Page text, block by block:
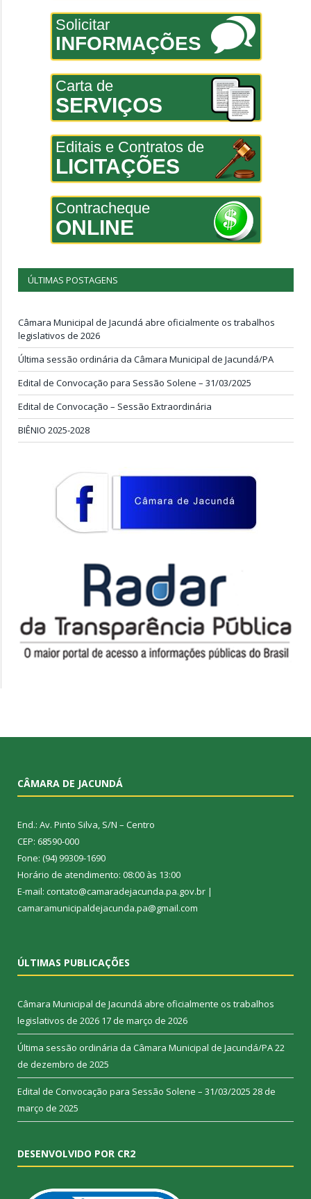
Solicitar
INFORMAÇÕES
Carta de
SERVIÇOS
Editais e Contratos de
LICITAÇÕES
Contracheque
ONLINE
ÚLTIMAS POSTAGENS
Câmara Municipal de Jacundá abre oficialmente os trabalhos
legislativos de 2026
Última sessão ordinária da Câmara Municipal de Jacundá/PA
Edital de Convocação para Sessão Solene – 31/03/2025
Edital de Convocação – Sessão Extraordinária
BIÊNIO 2025-2028
CÂMARA DE JACUNDÁ
End.: Av. Pinto Silva, S/N – Centro
CEP: 68590-000
Fone: (94) 99309-1690
Horário de atendimento: 08:00 às 13:00
E-mail: contato@camaradejacunda.pa.gov.br |
camaramunicipaldejacunda.pa@gmail.com
ÚLTIMAS PUBLICAÇÕES
Câmara Municipal de Jacundá abre oficialmente os trabalhos
legislativos de 2026 17 de março de 2026
Última sessão ordinária da Câmara Municipal de Jacundá/PA22
de dezembro de 2025
Edital de Convocação para Sessão Solene – 31/03/2025 28 de
março de 2025
DESENVOLVIDO POR CR2